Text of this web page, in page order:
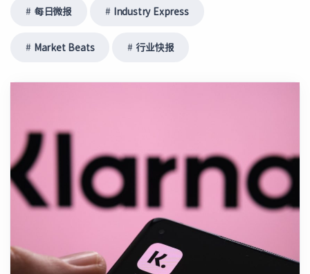
每日微报 Industry Express
Market Beats 行业快报